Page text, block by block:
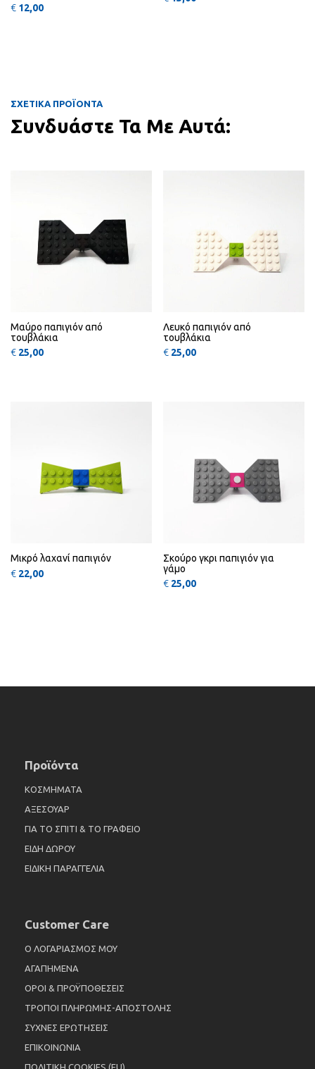
€ 12,00
ΣΧΕΤΙΚΑ ΠΡΟΪΟΝΤΑ
Συνδυάστε Τα Με Αυτά:
Μαύρο παπιγιόν από
τουβλάκια
€ 25,00
Λευκό παπιγιόν από
τουβλάκια
€ 25,00
Μικρό λαχανί παπιγιόν
€ 22,00
Σκούρο γκρι παπιγιόν για
γάμο
€ 25,00
Προϊόντα
ΚΟΣΜΗΜΑΤΑ
ΑΞΕΣΟΥΑΡ
ΓΙΑ ΤΟ ΣΠΙΤΙ & ΤΟ ΓΡΑΦΕΙΟ
ΕΙΔΗ ΔΩΡΟΥ
ΕΙΔΙΚΗ ΠΑΡΑΓΓΕΛΙΑ
Customer Care
Ο ΛΟΓΑΡΙΑΣΜΟΣ ΜΟΥ
ΑΓΑΠΗΜΕΝΑ
ΟΡΟΙ & ΠΡΟΫΠΟΘΕΣΕΙΣ
ΤΡΟΠΟΙ ΠΛΗΡΩΜΗΣ-ΑΠΟΣΤΟΛΗΣ
ΣΥΧΝΕΣ ΕΡΩΤΗΣΕΙΣ
ΕΠΙΚΟΙΝΩΝΙΑ
ΠΟΛΙΤΙΚΗ COOKIES (EU)